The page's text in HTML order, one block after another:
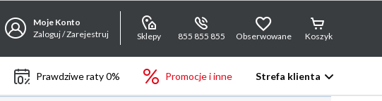
Moje Konto
Zaloguj / Zarejestruj
Sklepy 855 855 855 Obserwowane Koszyk
Prawdziwe raty 0% Promocje i inne Strefa klienta